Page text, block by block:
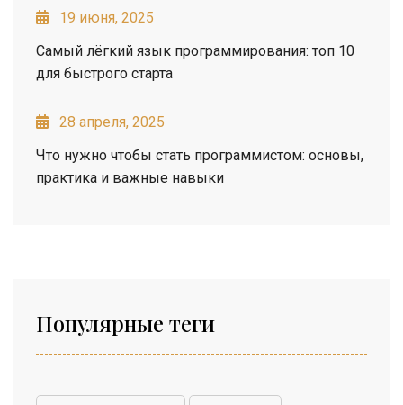
19 июня, 2025
Самый лёгкий язык программирования: топ 10
для быстрого старта
28 апреля, 2025
Что нужно чтобы стать программистом: основы,
практика и важные навыки
Популярные теги